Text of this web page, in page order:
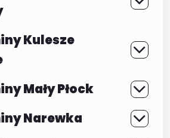
Kulesze
Mały Płock
Narewka